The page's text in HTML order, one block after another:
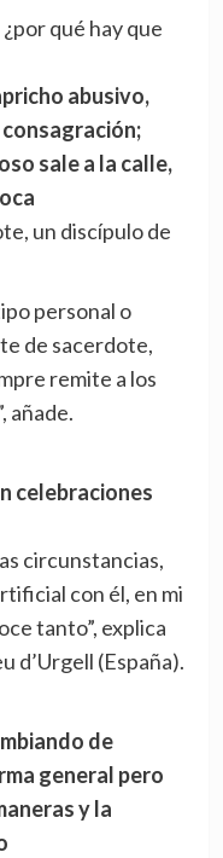
qué hay que
abusivo,
sale a la calle,
un discípulo de
personal o
de sacerdote,
remite a los
añade.
celebraciones
circunstancias,
con él, en mi
tanto”, explica
d’Urgell (España).
de
general pero
y la